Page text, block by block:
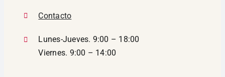
Contacto
Lunes-Jueves. 9:00 – 18:00
Viernes. 9:00 – 14:00